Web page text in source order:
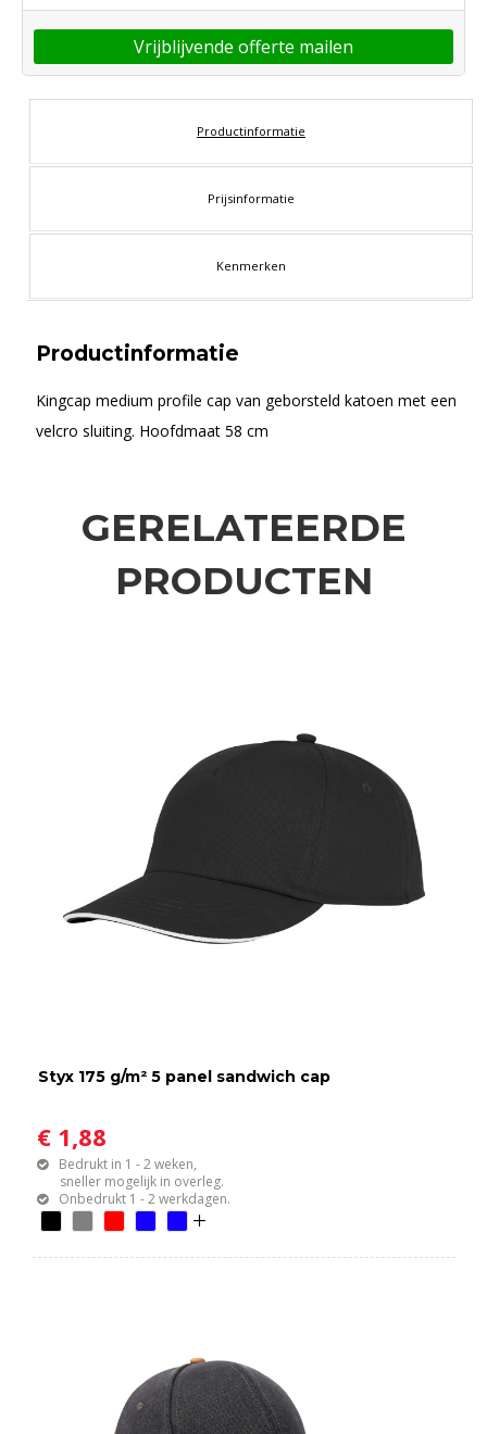
Vrijblijvende offerte mailen
Productinformatie
Prijsinformatie
Kenmerken
Productinformatie
Kingcap medium profile cap van geborsteld katoen met een
velcro sluiting. Hoofdmaat 58 cm
GERELATEERDE
PRODUCTEN
Styx 175 g/m² 5 panel sandwich cap
€ 1,88
Bedrukt in 1 - 2 weken,
sneller mogelijk in overleg.
Onbedrukt 1 - 2 werkdagen.